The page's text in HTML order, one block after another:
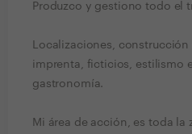
Produzco y gestiono todo el
Localizaciones,
imprenta, ficticios, estilismo
gastronomía.
Mi área de acción, es toda la